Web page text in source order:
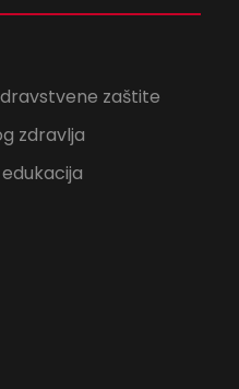
zaštite
zdravlja